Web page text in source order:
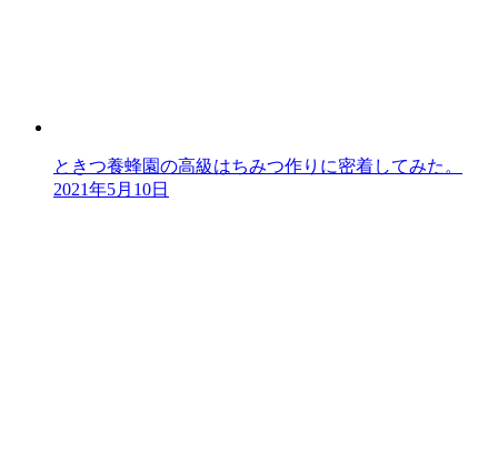
ときつ養蜂園の高級はちみつ作りに密着してみた。
2021年5月10日